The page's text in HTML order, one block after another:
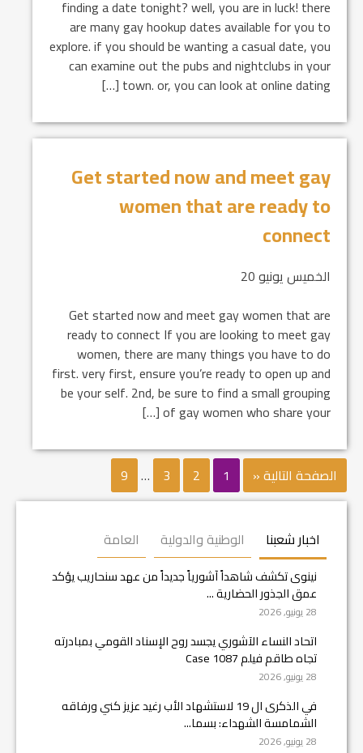
finding a date tonight? well, you are in luck! there
are many gay hookup dates available for you to
explore. if you should be wanting a casual date, you
can examine out the pubs and nightclubs in your
town. or, you can look at online dating […]
Get started now and meet gay
women that are ready to
connect
الخميس يونيو 20
Get started now and meet gay women that are
ready to connect If you are looking to meet gay
women, there are many things you have to do
first. very first, ensure you’re ready to open up and
be your self. 2nd, be sure to find a small grouping
of gay women who share your […]
الصفحة التالية « 1
2
3
…
9
اخبار شعبنا الوطنية والدولية العامة
نينوى تكشف شاهداً آشورياً جديداً من عهد سنحاريب يؤكد
عمق الجذور الحضارية ...
28 يونيو, 2026
اتحاد النساء الآشوري يجسد روح الإسناد القومي بمبادرته
تجاه طاقم فيلم Case 1087
28 يونيو, 2026
في الذكرى ال 19 لاستشهاد الأب رغيد عزيز كني ورفاقه
الشمامسة الشهداء: بسما...
28 يونيو, 2026